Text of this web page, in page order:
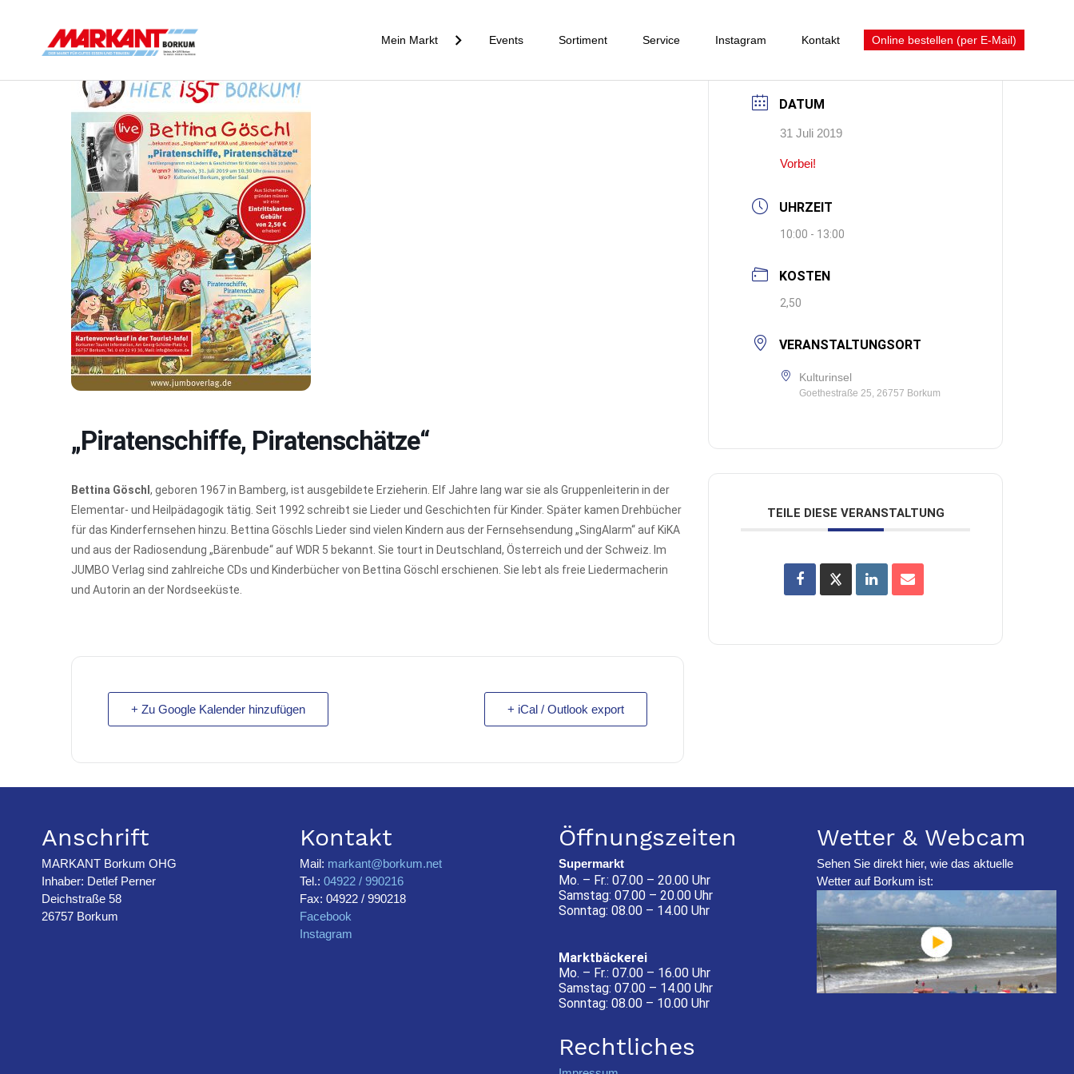
Mein Markt Events Sortiment Service Instagram Kontakt Online bestellen (per E-Mail)
„Piratenschiffe, Piratenschätze“
Bettina Göschl , geboren 1967 in Bamberg, ist ausgebildete Erzieherin. Elf Jahre lang war sie als Gruppenleiterin in der
Elementar- und Heilpädagogik tätig. Seit 1992 schreibt sie Lieder und Geschichten für Kinder. Später kamen Drehbücher
für das Kinderfernsehen hinzu. Bettina Göschls Lieder sind vielen Kindern aus der Fernsehsendung „SingAlarm“ auf KiKA
und aus der Radiosendung „Bärenbude“ auf WDR 5 bekannt. Sie tourt in Deutschland, Österreich und der Schweiz. Im
JUMBO Verlag sind zahlreiche CDs und Kinderbücher von Bettina Göschl erschienen. Sie lebt als freie Liedermacherin
und Autorin an der Nordseeküste.
+ Zu Google Kalender hinzufügen + iCal / Outlook export
DATUM
31 Juli 2019
Vorbei!
UHRZEIT
10:00 - 13:00
KOSTEN
2,50
VERANSTALTUNGSORT
Kulturinsel
Goethestraße 25, 26757 Borkum
TEILE DIESE VERANSTALTUNG
Anschrift
MARKANT Borkum OHG
Inhaber: Detlef Perner
Deichstraße 58
26757 Borkum
Kontakt
Mail: markant@borkum.net
Tel.: 04922 / 990216
Fax: 04922 / 990218
Facebook
Instagram
Öffnungszeiten
Supermarkt
Mo. – Fr.: 07.00 – 20.00 Uhr
Samstag: 07.00 – 20.00 Uhr
Sonntag: 08.00 – 14.00 Uhr
Marktbäckerei
Mo. – Fr.: 07.00 – 16.00 Uhr
Samstag: 07.00 – 14.00 Uhr
Sonntag: 08.00 – 10.00 Uhr
Rechtliches
Wetter & Webcam
Sehen Sie direkt hier, wie das aktuelle
Wetter auf Borkum ist: